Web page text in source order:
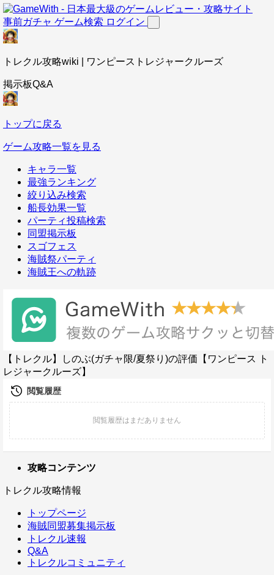
事前ガチャ ゲーム検索 ログイン
トレクル攻略wiki | ワンピーストレジャークルーズ
掲示板Q&A
トップに戻る
ゲーム攻略一覧を見る
キャラ一覧
最強ランキング
絞り込み検索
船長効果一覧
パーティ投稿検索
同盟掲示板
スゴフェス
海賊祭パーティ
海賊王への軌跡
【トレクル】しのぶ(ガチャ限/夏祭り)の評価【ワンピース ト
レジャークルーズ】
攻略コンテンツ
トレクル攻略情報
トップページ
海賊同盟募集掲示板
トレクル速報
Q&A
トレクルコミュニティ